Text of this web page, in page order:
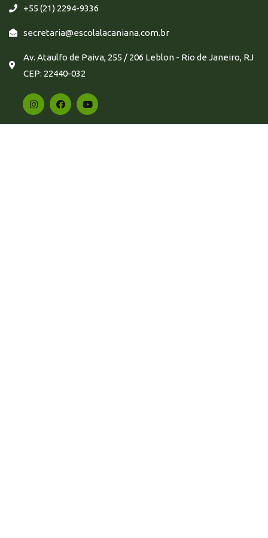
+55 (21) 2294-9336
secretaria@escolalacaniana.com.br
Av. Ataulfo de Paiva, 255 / 206 Leblon - Rio de Janeiro, RJ
CEP: 22440-032